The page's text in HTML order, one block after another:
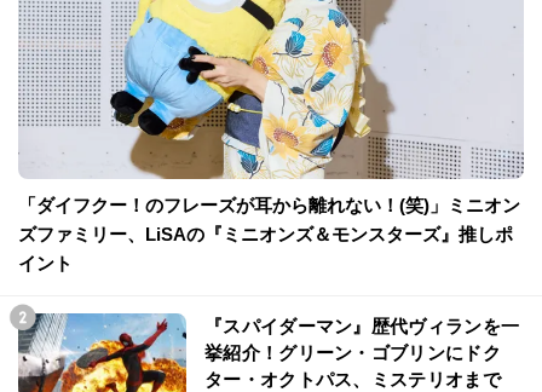
「ダイフクー！のフレーズが耳から離れない！(笑)」ミニオン
ズファミリー、LiSAの『ミニオンズ＆モンスターズ』推しポ
イント
『スパイダーマン』歴代ヴィランを一
挙紹介！グリーン・ゴブリンにドク
ター・オクトパス、ミステリオまで